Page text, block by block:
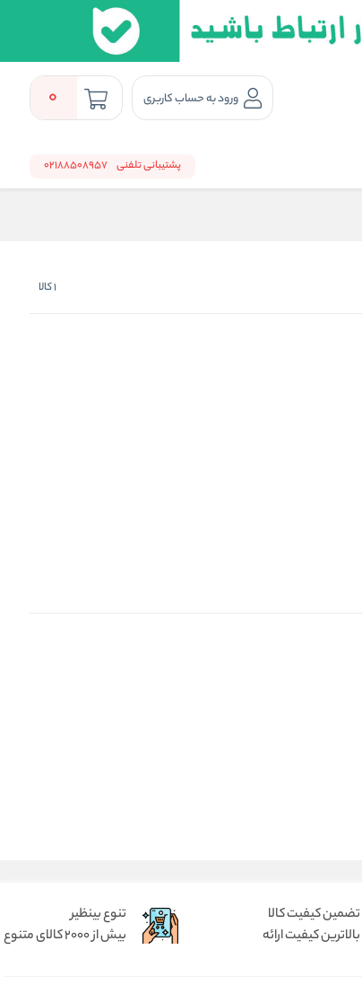
ورود به حساب کاربری 0
پشتیبانی تلفنی 02188508957
1کالا
تضمین کیفیت کالا
بالاترین کیفیت ارائه
تنوع بینظیر
بیش از 2000 کالای متنوع